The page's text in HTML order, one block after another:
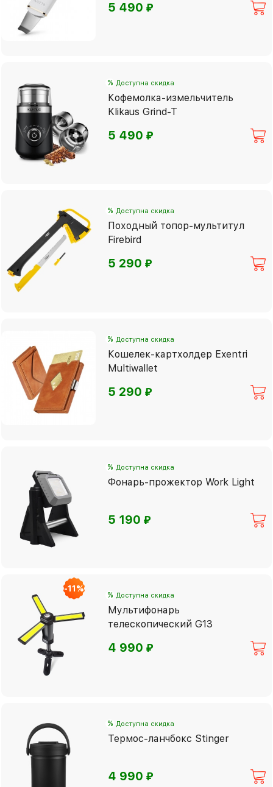
5 490⃏
% Доступна скидка
Кофемолка-измельчитель
Klikaus Grind-T
5 490⃏
% Доступна скидка
Походный топор-мультитул
Firebird
5 290⃏
% Доступна скидка
Кошелек-картхолдер Exentri
Multiwallet
5 290⃏
% Доступна скидка
Фонарь-прожектор Work Light
5 190⃏
-11%
% Доступна скидка
Мультифонарь
телескопический G13
4 990⃏
% Доступна скидка
Термос-ланчбокс Stinger
4 990⃏